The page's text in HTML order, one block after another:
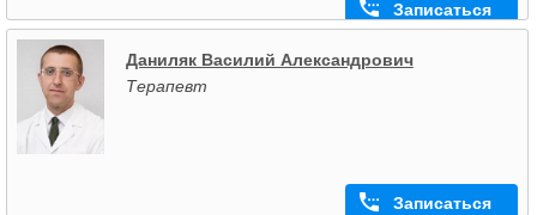
Записаться
Даниляк Василий Александрович
Терапевт
Записаться